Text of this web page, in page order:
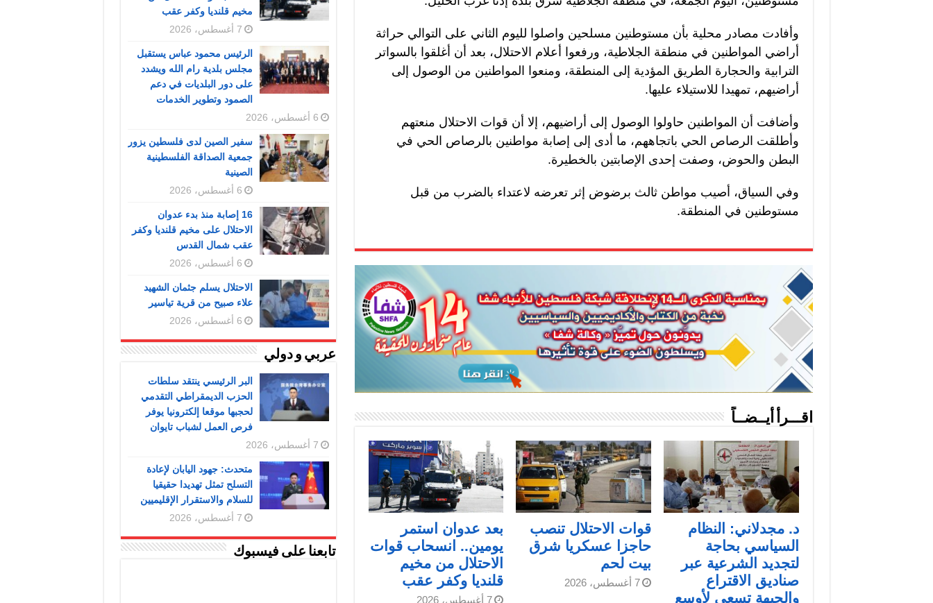
وأفادت مصادر محلية بأن مستوطنين مسلحين واصلوا لليوم الثاني على التوالي حراثة
أراضي المواطنين في منطقة الجلاطية، ورفعوا أعلام الاحتلال، بعد أن أغلقوا بالسواتر
الترابية والحجارة الطريق المؤدية إلى المنطقة، ومنعوا المواطنين من الوصول إلى
أراضيهم، تمهيدا للاستيلاء عليها.
وأضافت أن المواطنين حاولوا الوصول إلى أراضيهم، إلا أن قوات الاحتلال منعتهم
وأطلقت الرصاص الحي باتجاههم، ما أدى إلى إصابة مواطنين بالرصاص الحي في
البطن والحوض، وصفت إحدى الإصابتين بالخطيرة.
وفي السياق، أصيب مواطن ثالث برضوض إثر تعرضه لاعتداء بالضرب من قبل
مستوطنين في المنطقة.
اقـــرأ أيــضــاً
د. مجدلاني: النظام
السياسي بحاجة
لتجديد الشرعية عبر
صناديق الاقتراع
والجبهة تسعى لأوسع
قوات الاحتلال تنصب
حاجزا عسكريا شرق
بيت لحم
7 أغسطس، 2026
بعد عدوان استمر
يومين.. انسحاب قوات
الاحتلال من مخيم
قلنديا وكفر عقب
7 أغسطس، 2026
مخيم قلنديا وكفر عقب
7 أغسطس، 2026
الرئيس محمود عباس يستقبل
مجلس بلدية رام الله ويشدد
على دور البلديات في دعم
الصمود وتطوير الخدمات
6 أغسطس، 2026
سفير الصين لدى فلسطين يزور
جمعية الصداقة الفلسطينية
الصينية
6 أغسطس، 2026
16 إصابة منذ بدء عدوان
الاحتلال على مخيم قلنديا وكفر
عقب شمال القدس
6 أغسطس، 2026
الاحتلال يسلم جثمان الشهيد
علاء صبيح من قرية تياسير
6 أغسطس، 2026
عربي و دولي
البر الرئيسي ينتقد سلطات
الحزب الديمقراطي التقدمي
لحجبها موقعا إلكترونيا يوفر
فرص العمل لشباب تايوان
7 أغسطس، 2026
متحدث: جهود اليابان لإعادة
التسلح تمثل تهديدا حقيقيا
للسلام والاستقرار الإقليميين
7 أغسطس، 2026
تابعنا على فيسبوك